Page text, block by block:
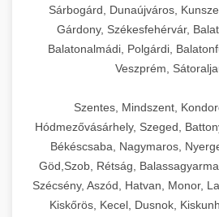
Sárbogárd, Dunaújváros,
Gárdony, Székesfehérvár,
Balatonalmádi, Polgárdi,
Veszprém,
Szentes, Mindszent,
Hódmezővásárhely, Szeged,
Békéscsaba, Nagymaros,
Göd,Szob, Rétság,
Szécsény, Aszód, Hatvan, Monor,
Kiskőrös, Kecel, Dusnok,